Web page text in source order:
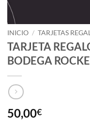
INICIO / TARJETAS
TARJETA
BODEGA
50,00€